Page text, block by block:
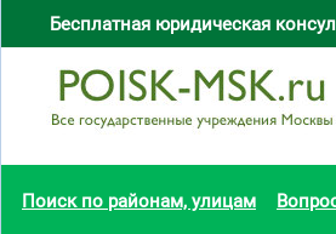
Бесплатная юридическая
Поиск по районам, улицам